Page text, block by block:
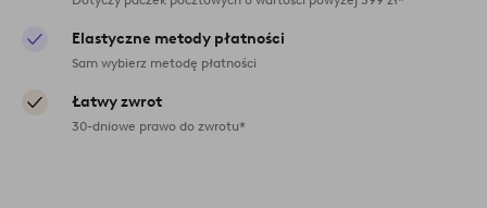
Elastyczne metody płatności
Sam wybierz metodę płatności
Łatwy zwrot
30-dniowe prawo do zwrotu*